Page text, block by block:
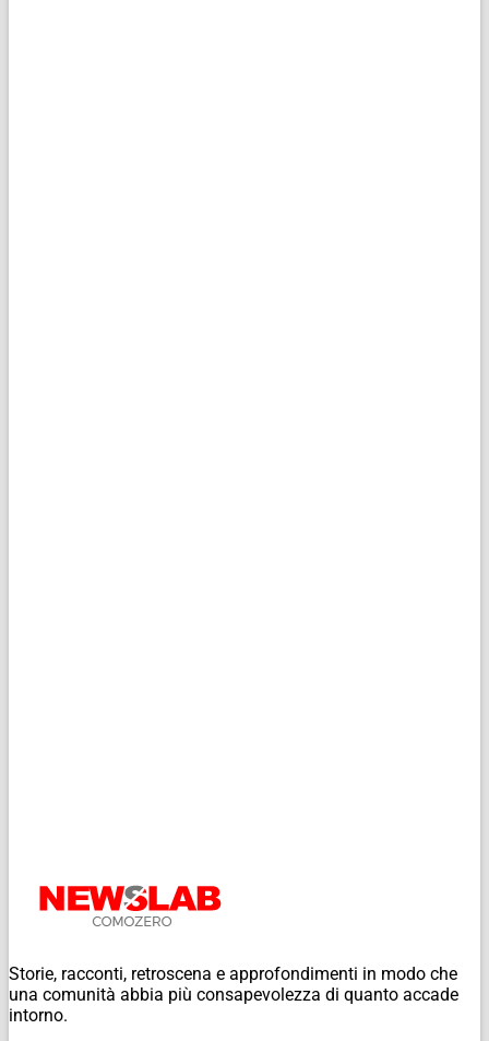
Storie, racconti, retroscena e approfondimenti in modo che
una comunità abbia più consapevolezza di quanto accade
intorno.